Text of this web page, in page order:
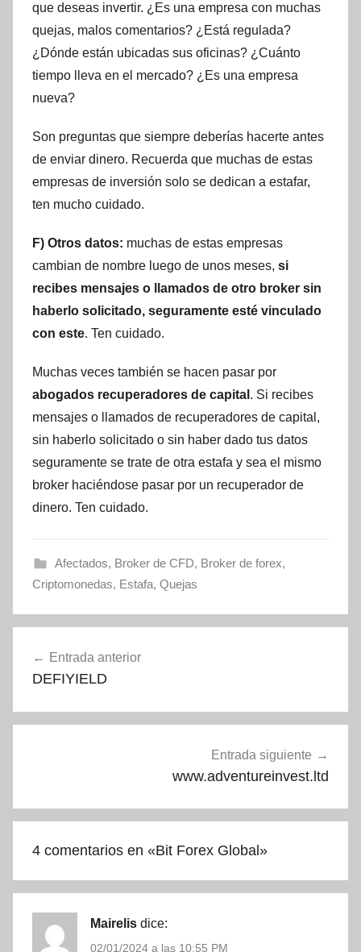
que deseas invertir. ¿Es una empresa con muchas
quejas, malos comentarios? ¿Está regulada?
¿Dónde están ubicadas sus oficinas? ¿Cuánto
tiempo lleva en el mercado? ¿Es una empresa
nueva?
Son preguntas que siempre deberías hacerte antes
de enviar dinero. Recuerda que muchas de estas
empresas de inversión solo se dedican a estafar,
ten mucho cuidado.
F) Otros datos: muchas de estas empresas
cambian de nombre luego de unos meses, si
recibes mensajes o llamados de otro broker sin
haberlo solicitado, seguramente esté vinculado
con este. Ten cuidado.
Muchas veces también se hacen pasar por
abogados recuperadores de capital . Si recibes
mensajes o llamados de recuperadores de capital,
sin haberlo solicitado o sin haber dado tus datos
seguramente se trate de otra estafa y sea el mismo
broker haciéndose pasar por un recuperador de
dinero. Ten cuidado.
Afectados, Broker de CFD, Broker de forex,
Criptomonedas, Estafa, Quejas
de
Entrada anterior
DEFIYIELD
Entrada siguiente
www.adventureinvest.ltd
4 comentarios en «Bit Forex Global »
Mairelis dice:
02/01/2024 a las 10:55 PM